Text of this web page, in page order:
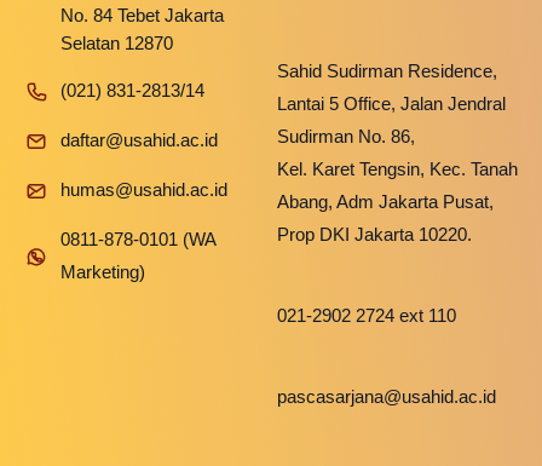
No. 84 Tebet Jakarta
Selatan 12870
(021) 831-2813/14
daftar@usahid.ac.id
humas@usahid.ac.id
0811-878-0101 (WA
Marketing)
Sahid Sudirman Residence,
Lantai 5 Office, Jalan Jendral
Sudirman No. 86,
Kel. Karet Tengsin, Kec. Tanah
Abang, Adm Jakarta Pusat,
Prop DKI Jakarta 10220.
021-2902 2724 ext 110
pascasarjana@usahid.ac.id